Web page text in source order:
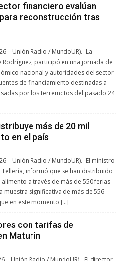
financiero evalúan
reconstrucción tras
– Unión Radio / MundoUR).- La
Rodríguez, participó en una jornada de
nacional y autoridades del sector
de financiamiento destinadas a
por los terremotos del pasado 24
más de 20 mil
en el país
– Unión Radio / MundoUR).- El ministro
Tellería, informó que se han distribuido
a través de más de 550 ferias
muestra significativa de más de 556
en este momento […]
con tarifas de
Maturín
– Unión Radio / MundoUR).- El director